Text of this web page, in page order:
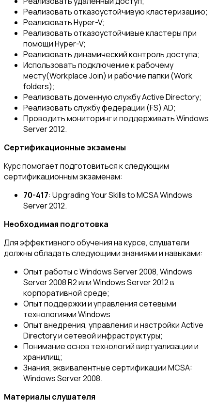
Реализовать отказоустойчивую кластеризацию;
Реализовать Hyper-V;
Реализовать отказоустойчивые кластеры при
помощи Hyper-V;
Реализовать динамический контроль доступа;
Использовать подключение к рабочему
месту(Workplace Join) и рабочие папки (Work
folders);
Реализовать доменную службу Active Directory;
Реализовать службу федерации (FS) AD;
Проводить мониторинг и поддерживать Windows
Server 2012.
Сертификационные экзамены
Курс помогает подготовиться к следующим
сертификационным экзаменам:
70-417: Upgrading Your Skills to MCSA Windows
Server 2012.
Необходимая подготовка
Для эффективного обучения на курсе, слушатели
должны обладать следующими знаниями и навыками:
Опыт работы с Windows Server 2008, Windows
Server 2008 R2 или Windows Server 2012 в
корпоративной среде;
Опыт поддержки и управления сетевыми
технологиями Windows
Опыт внедрения, управления и настройки Active
Directory и сетевой инфраструктуры;
Понимание основ технологий виртуализации и
хранилищ;
Знания, эквивалентные сертификации MCSA:
Windows Server 2008.
Материалы слушателя